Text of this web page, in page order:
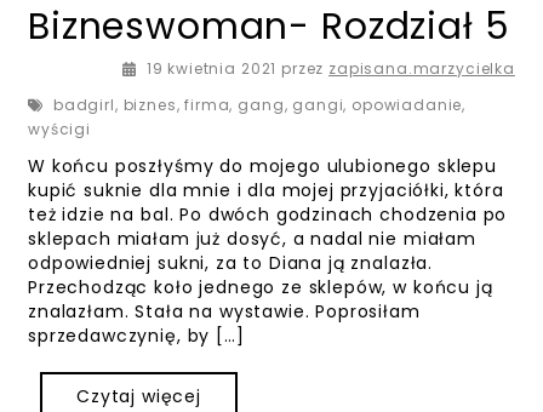
Bizneswoman- Rozdział 5
19 kwietnia 2021 przez zapisana.marzycielka
badgirl, biznes,firma, gang, gangi, opowiadanie,
wyścigi
W końcu poszłyśmy do mojego ulubionego sklepu
kupić suknie dla mnie i dla mojej przyjaciółki, która
też idzie na bal. Po dwóch godzinach chodzenia po
sklepach miałam już dosyć, a nadal nie miałam
odpowiedniej sukni, za to Diana ją znalazła.
Przechodząc koło jednego ze sklepów, w końcu ją
znalazłam. Stała na wystawie. Poprosiłam
sprzedawczynię, by […]
Czytaj więcej